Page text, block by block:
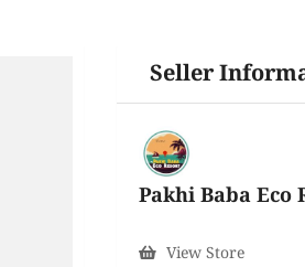
Seller
Pakhi Baba Eco
View Store